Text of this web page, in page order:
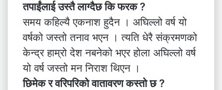
तपाईंलाई उस्तै लाग्दैछ कि फरक ?
समय कहिल्यै एकनाश हुदैन । अघिल्लो वर्ष यो
वर्षको जस्तो तनाव भएन । त्यति धेरै संक्रमणको
केन्द्र हाम्रो देश नबनेको भएर होला अघिल्लो वर्ष
यो वर्ष जस्तो मन निराश थिएन ।
छिमेक र वरिपरिको वातावरण कस्तो छ ?